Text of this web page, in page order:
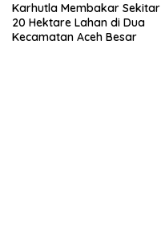
Karhutla Membakar Sekitar
20 Hektare Lahan di Dua
Kecamatan Aceh Besar